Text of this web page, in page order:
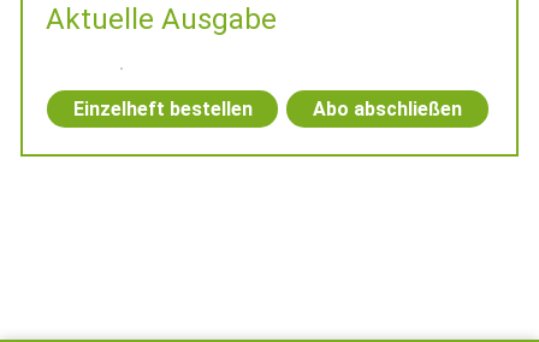
Aktuelle Ausgabe
Einzelheft bestellen Abo abschließen